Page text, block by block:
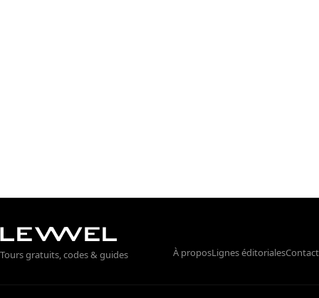
Tours gratuits, codes & guides À proposLignes éditorialesContact